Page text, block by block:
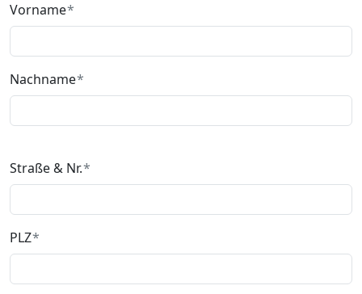
Vorname
Nachname
Straße & Nr.
PLZ